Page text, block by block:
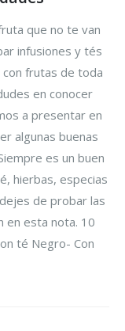
que no te van
infusiones y tés
con frutas de toda
en conocer
a presentar en
algunas buenas
es un buen
hierbas, especias
de probar las
en esta nota. 10
té Negro- Con